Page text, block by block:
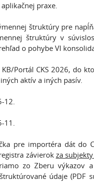
praxe.
štruktúry pre
štruktúry v
o pohybe VI
Portál CKS 2026, do
aktív a iných pasív.
12.
11.
pre importéra dát do
závierokza
zo Zberu výkazov
údaje (PDF